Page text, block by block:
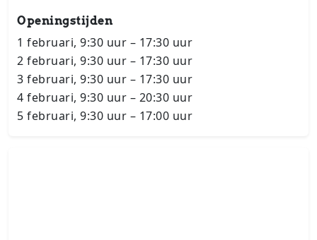
Openingstijden
1 februari, 9:30 uur – 17:30 uur
2 februari, 9:30 uur – 17:30 uur
3 februari, 9:30 uur – 17:30 uur
4 februari, 9:30 uur – 20:30 uur
5 februari, 9:30 uur – 17:00 uur